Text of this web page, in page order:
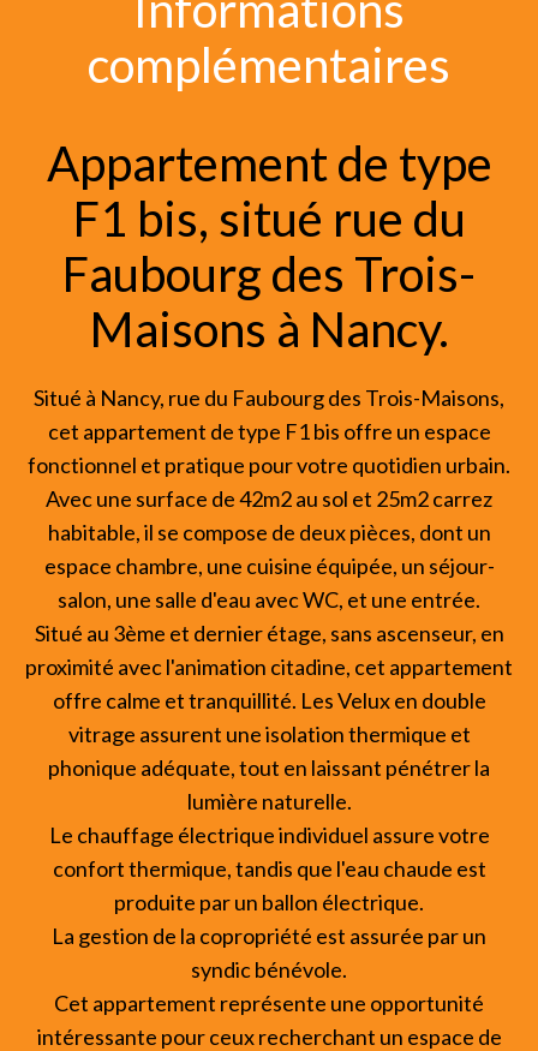
complémentaires
Appartement de type
F1 bis, situé rue du
Faubourg des Trois-
Maisons à Nancy.
Situé à Nancy, rue du Faubourg des Trois-Maisons,
cet appartement de type F1 bis offre un espace
fonctionnel et pratique pour votre quotidien urbain.
Avec une surface de 42m2 au sol et 25m2 carrez
habitable, il se compose de deux pièces, dont un
espace chambre, une cuisine équipée, un séjour-
salon, une salle d'eau avec WC, et une entrée.
Situé au 3ème et dernier étage, sans ascenseur, en
proximité avec l'animation citadine, cet appartement
offre calme et tranquillité. Les Velux en double
vitrage assurent une isolation thermique et
phonique adéquate, tout en laissant pénétrer la
lumière naturelle.
Le chauffage électrique individuel assure votre
confort thermique, tandis que l'eau chaude est
produite par un ballon électrique.
La gestion de la copropriété est assurée par un
syndic bénévole.
Cet appartement représente une opportunité
intéressante pour ceux recherchant un espace de